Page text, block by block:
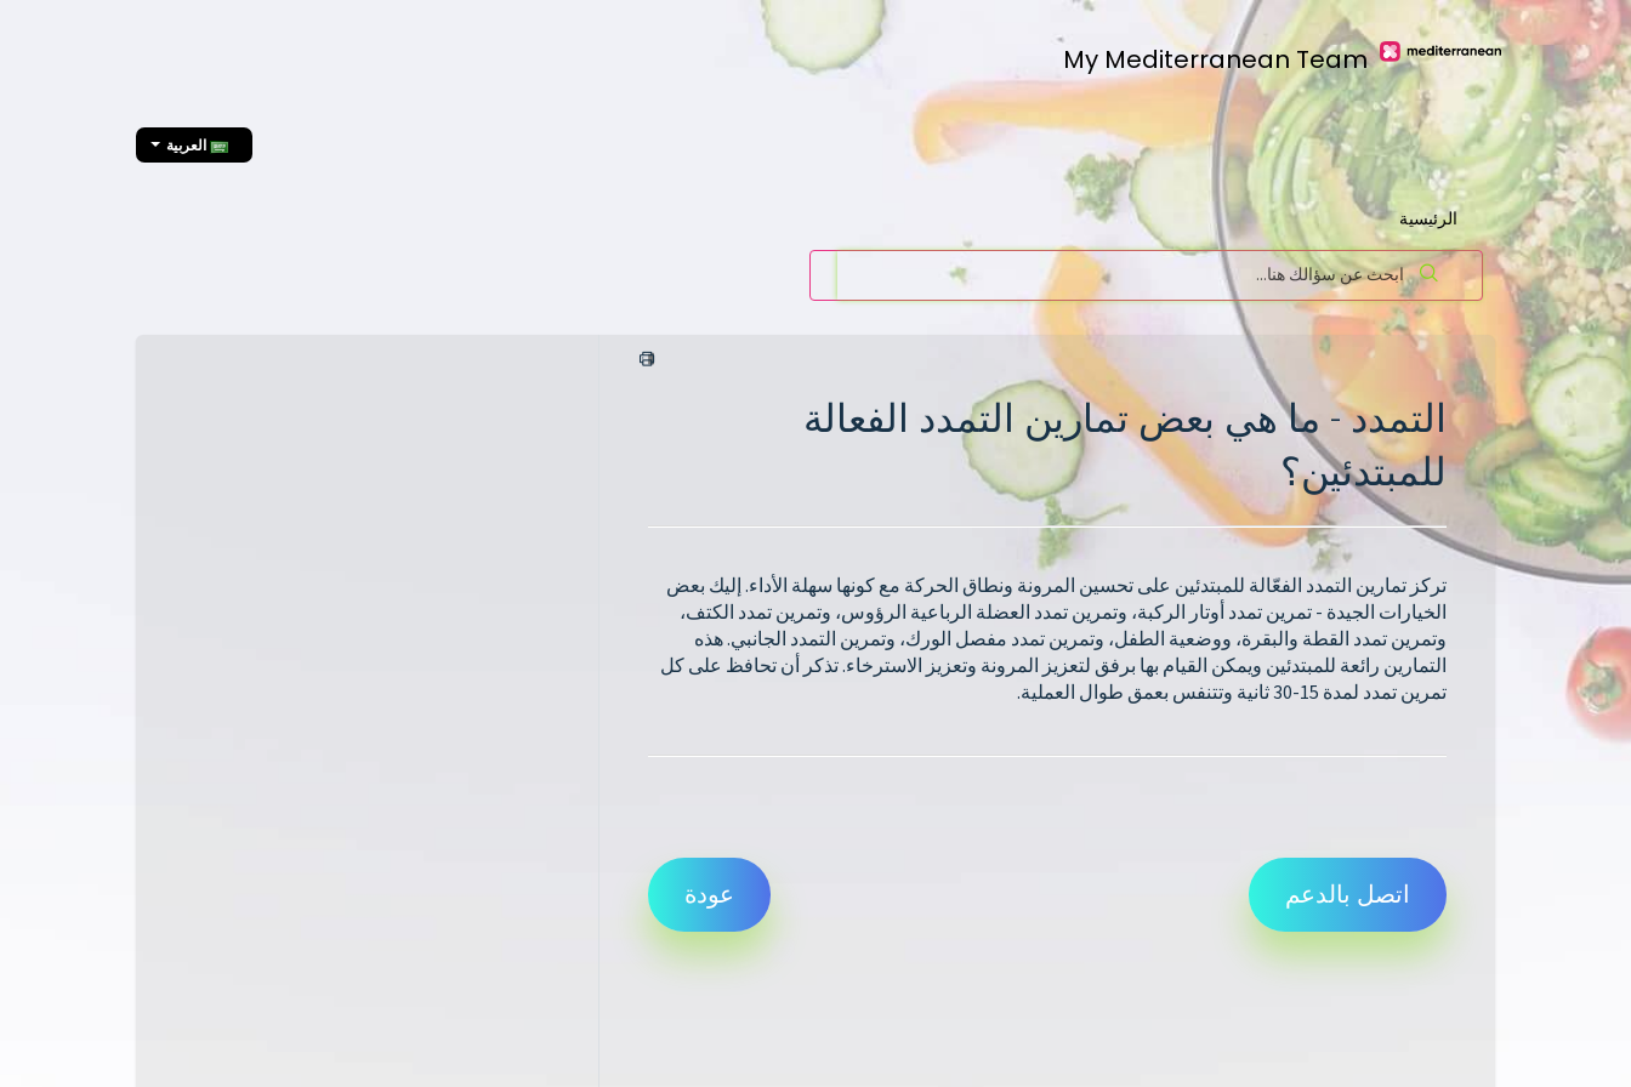
My Mediterranean Team
العربية
الرئيسية
التمدد - ما هي بعض تمارين التمدد الفعالة
للمبتدئين؟
تركز تمارين التمدد الفعّالة للمبتدئين على تحسين المرونة ونطاق الحركة مع كونها سهلة الأداء. إليك بعض
الخيارات الجيدة - تمرين تمدد أوتار الركبة، وتمرين تمدد العضلة الرباعية الرؤوس، وتمرين تمدد الكتف،
وتمرين تمدد القطة والبقرة، ووضعية الطفل، وتمرين تمدد مفصل الورك، وتمرين التمدد الجانبي. هذه
التمارين رائعة للمبتدئين ويمكن القيام بها برفق لتعزيز المرونة وتعزيز الاسترخاء. تذكر أن تحافظ على كل
تمرين تمدد لمدة 15-30 ثانية وتتنفس بعمق طوال العملية.
عودة اتصل بالدعم